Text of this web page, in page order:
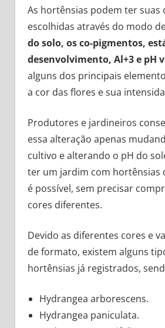
As hortênsias podem ter suas
escolhidas através do modo
do solo, os co-pigmentos,
desenvolvimento, Al+3 e pH
alguns dos principais
a cor das flores e sua
Produtores e jardineiros
essa alteração apenas
cultivo e alterando o pH do
ter um jardim com hortênsias
é possível, sem precisar
cores diferentes.
Devido as diferentes cores e
de formato, existem alguns
hortênsias já registrados,
Hydrangea arborescens.
Hydrangea paniculata.